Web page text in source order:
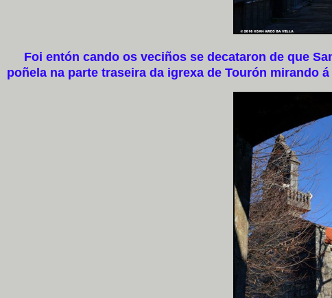
Foi entón cando os veciños se decataron de que
poñela na parte traseira da igrexa de Tourón mirando